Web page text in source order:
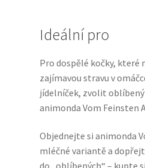
Ideální pro
Pro dospělé kočky, které
zajímavou stravu v
jídelníček, zvolit
animonda Vom Feinsten
Objednejte si animonda
mléčné variantě a